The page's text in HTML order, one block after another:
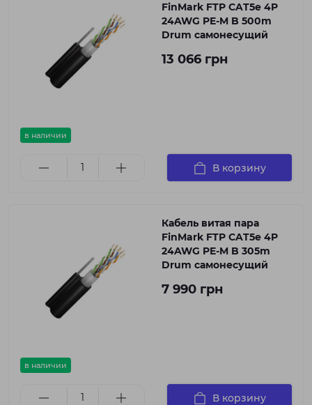
в наличии
FinMark FTP CAT5e 4P
24AWG PE-M B 500m
Drum самонесущий
13 066 грн
В корзину
в наличии
Кабель витая пара
FinMark FTP CAT5e 4P
24AWG PE-M B 305m
Drum самонесущий
7 990 грн
В корзину